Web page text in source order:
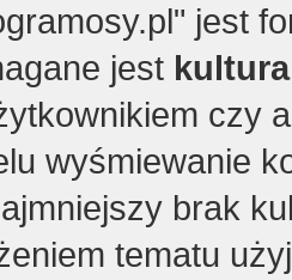
jest
jest
czy
wyśmiewanie
brak
tematu